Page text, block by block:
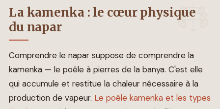
La kamenka : le cœur physique
du napar
Comprendre le napar suppose de comprendre la
kamenka — le poêle à pierres de la banya. C'est elle
qui accumule et restitue la chaleur nécessaire à la
production de vapeur. Le poêle kamenka et les types